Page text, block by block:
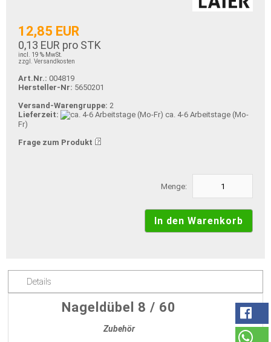
12,85 EUR
0,13 EUR pro STK
incl. 19 % MwSt.
zzgl. Versandkosten
Art.Nr.: 004819
Hersteller-Nr: 5650201
Versand-Warengruppe: 2
Lieferzeit:
ca. 4-6 Arbeitstage (Mo-
Fr)
Frage zum Produkt
Menge:
Details
Nageldübel 8 / 60
Zubehör